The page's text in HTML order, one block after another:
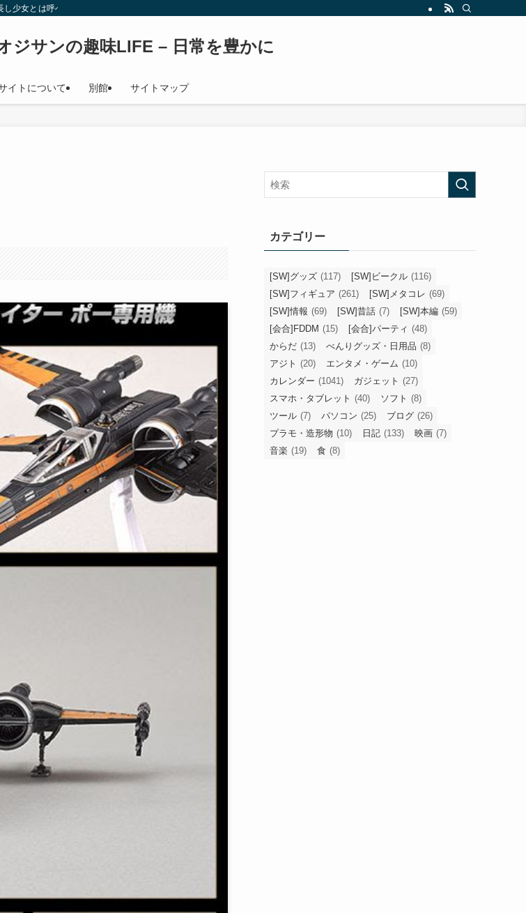
少女とは呼べない年齢になり（笑） このサイトもスター・ウォーズ、日常生活などについて書いていくブログへと変貌を遂げます！！
ジサンの趣味LIFE – 日常を豊かに
イトについて 別館 サイトマップ
カテゴリー
[SW]グッズ (117) [SW]ビークル (116)
[SW]フィギュア (261) [SW]メタコレ (69)
[SW]情報 (69) [SW]昔話 (7) [SW]本編 (59)
[会合]FDDM (15) [会合]パーティ (48)
からだ (13) べんりグッズ・日用品 (8)
アジト (20) エンタメ・ゲーム (10)
カレンダー (1041) ガジェット (27)
スマホ・タブレット (40) ソフト (8)
ツール (7) パソコン (25) ブログ (26)
プラモ・造形物 (10) 日記 (133) 映画 (7)
音楽 (19) 食 (8)